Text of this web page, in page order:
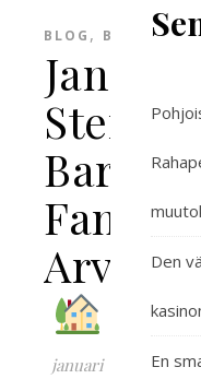
BLOG , BLOGG
Jan
Barn:
Arv
januari
Den
En